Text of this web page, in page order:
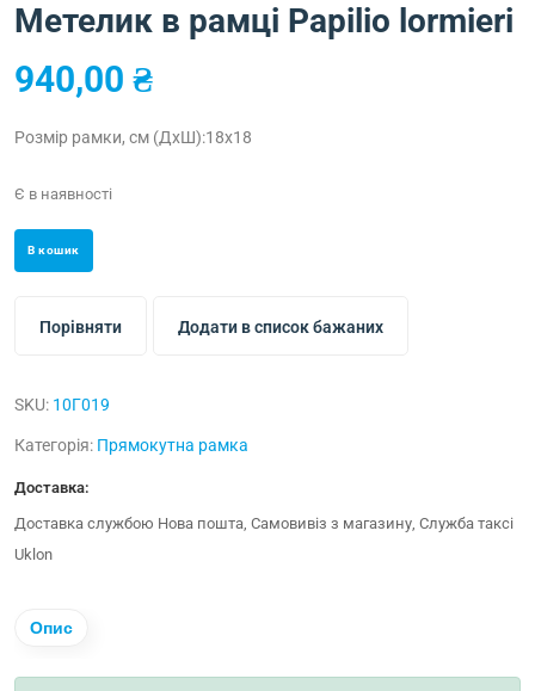
Метелик в рамці Papilio lormieri
940,00 ₴
Розмір рамки, см (ДхШ):18х18
Є в наявності
В кошик
Порівняти Додати в список бажаних
SKU: 10Г019
Категорія: Прямокутна рамка
Доставка:
Доставка службою Нова пошта, Самовивіз з магазину, Служба таксі
Uklon
Опис